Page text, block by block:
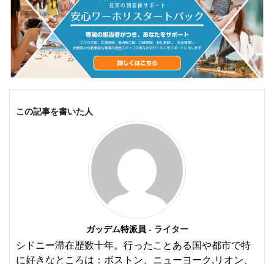
この記事を書いた人
ガッデム特派員 - ライター
シドニー滞在歴数十年。行ったことある国や都市で特
に好きなところは：ボストン、ニューヨーク,リオン、